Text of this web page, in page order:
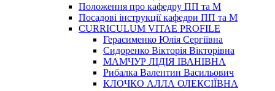
Положення про кафедру ПП та М
Посадові інструкції кафедри ПП та М
CURRICULUM VITAE PROFILE
Герасименко Юлія Сергіївна
Сидоренко Вікторія Вікторівна
МАМЧУР ЛІДІЯ ІВАНІВНА
Рибалка Валентин Васильович
КЛОЧКО АЛЛА ОЛЕКСІЇВНА